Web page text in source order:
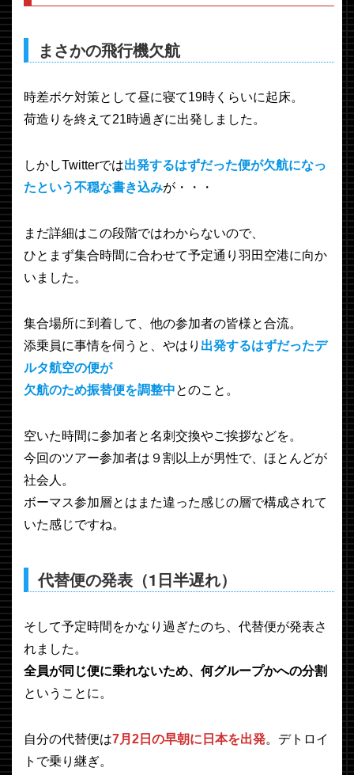
まさかの飛行機欠航
時差ボケ対策として昼に寝て19時くらいに起床。
荷造りを終えて21時過ぎに出発しました。
しかしTwitterでは出発するはずだった便が欠航になっ
たという不穏な書き込みが・・・
まだ詳細はこの段階ではわからないので、
ひとまず集合時間に合わせて予定通り羽田空港に向か
いました。
集合場所に到着して、他の参加者の皆様と合流。
添乗員に事情を伺うと、やはり 出発するはずだったデ
ルタ航空の便が
欠航のため振替便を調整中とのこと。
空いた時間に参加者と名刺交換やご挨拶などを。
今回のツアー参加者は９割以上が男性で、ほとんどが
社会人。
ボーマス参加層とはまた違った感じの層で構成されて
いた感じですね。
代替便の発表（1日半遅れ）
そして予定時間をかなり過ぎたのち、代替便が発表さ
れました。
全員が同じ便に乗れないため、何グループかへの分割
ということに。
自分の代替便は7月2日の早朝に日本を出発。デトロイ
トで乗り継ぎ。